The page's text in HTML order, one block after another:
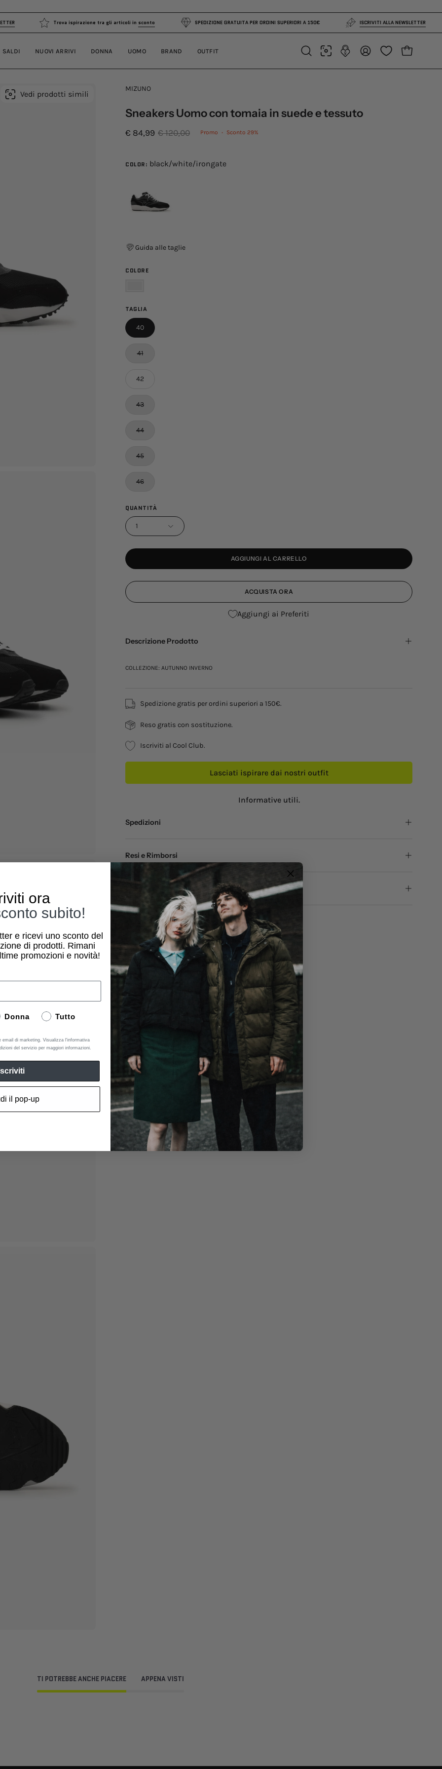
NEWSLETTER Trova ispirazione tra gli articoli in sconto SPEDIZIONE GRATUITA PER ORDINI SUPERIORI A 150€ ISCRIVITI ALLA
SALDI NUOVI ARRIVI DONNA UOMO BRAND OUTFIT
Apri
IL
APRI
Vedi prodotti simili
MIZUNO
Sneakers Uomo con tomaia in suede e tessuto
€ 84,99 € 120,00 Promo • Sconto 29%
COLOR: black/white/irongate
Guida alle taglie
TAGLIA
40
41
42
43
44
45
46
COLORE
QUANTITÀ
1
AGGIUNGI AL CARRELLO
ACQUISTA ORA
Aggiungi ai Preferiti
Descrizione Prodotto
COLLEZIONE: AUTUNNO INVERNO
Spedizione gratis per ordini superiori a 150€.
Reso gratis con sostituzione.
Iscriviti al Cool Club.
Lasciati ispirare dai nostri outfit
Informative utili.
Spedizioni
Resi e Rimborsi
92518523_40
Codice Modello:92518523
TI POTREBBE ANCHE PIACERE APPENA VISTI
ora
subito!
e ricevi uno sconto del
di prodotti. Rimani
promozioni e novità!
Donna Tutto
email di marketing. Visualizza l'informativa
del servizio per maggiori informazioni.
Iscriviti
il pop-up